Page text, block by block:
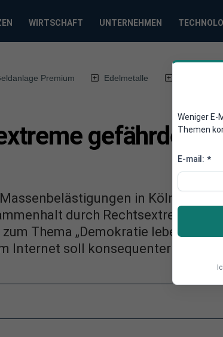
WIRTSCHAFT UNTERNEHMEN
Premium Edelmetalle
gefährden
in Köln und
durch Rechtsextremismus
Thema „Demokratie leben“
Internet soll konsequenter
Weniger E-
Themen
E-mail: *